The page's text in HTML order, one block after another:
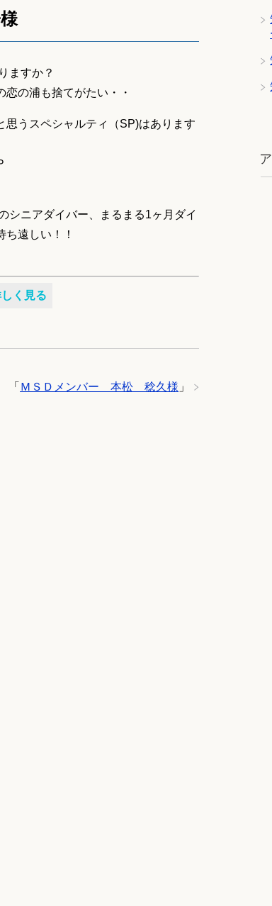
ますか？
恋の浦も捨てがたい・・
思うスペシャルティ（SP)はあります
シニアダイバー、まるまる1ヶ月ダイ
ち遠しい！！
く見る
「 ＭＳＤメンバー 本松 稔久様 」
ツ